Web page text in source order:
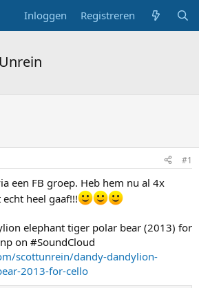
Inloggen Registreren
#1
een FB groep. Heb hem nu al 4x
heel gaaf!!!
elephant tiger polar bear (2013) for
on #SoundCloud
scottunrein/dandy-dandylion-
2013-for-cello